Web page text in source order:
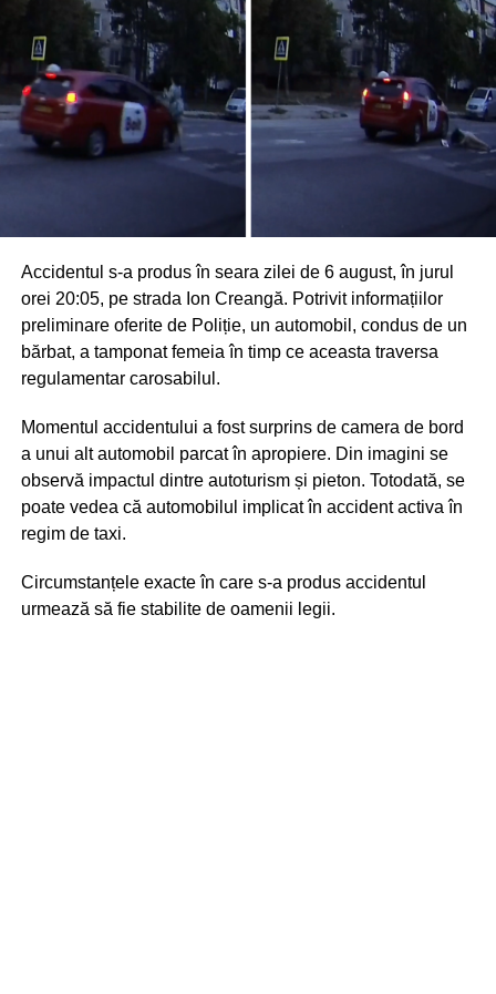
Accidentul s-a produs în seara zilei de 6 august, în jurul
orei 20:05, pe strada Ion Creangă. Potrivit informațiilor
preliminare oferite de Poliție, un automobil, condus de un
bărbat, a tamponat femeia în timp ce aceasta traversa
regulamentar carosabilul.
Momentul accidentului a fost surprins de camera de bord
a unui alt automobil parcat în apropiere. Din imagini se
observă impactul dintre autoturism și pieton. Totodată, se
poate vedea că automobilul implicat în accident activa în
regim de taxi.
Circumstanțele exacte în care s-a produs accidentul
urmează să fie stabilite de oamenii legii.